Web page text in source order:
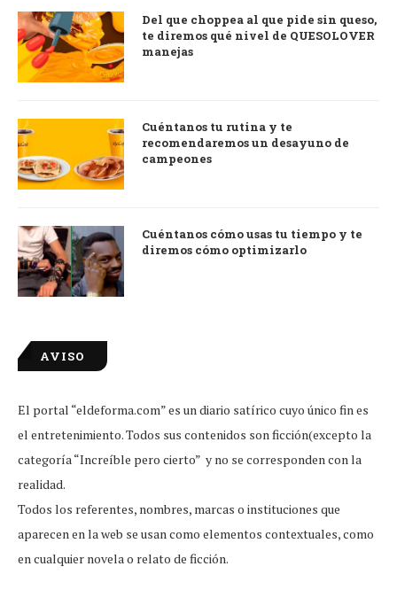
Del que choppea al que pide sin queso,
te diremos qué nivel de QUESOLOVER
manejas
Cuéntanos tu rutina y te
recomendaremos un desayuno de
campeones
Cuéntanos cómo usas tu tiempo y te
diremos cómo optimizarlo
AVISO
El portal “eldeforma.com” es un diario satírico cuyo único fin es
el entretenimiento. Todos sus contenidos son ficción(excepto la
categoría “Increíble pero cierto” y no se corresponden con la
realidad.
Todos los referentes, nombres, marcas o instituciones que
aparecen en la web se usan como elementos contextuales, como
en cualquier novela o relato de ficción.